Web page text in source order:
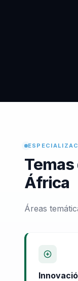
África
Áreas